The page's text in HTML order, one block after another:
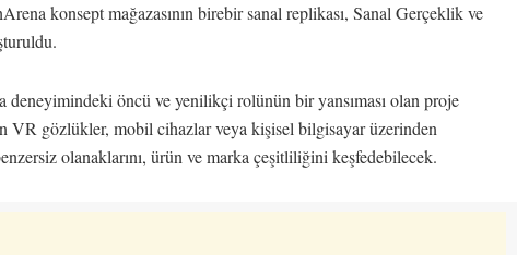
konsept mağazasının birebir sanal replikası, Sanal Gerçeklik ve
öncü ve yenilikçi rolünün bir yansıması olan proje
VR gözlükler, mobil cihazlar veya kişisel bilgisayar üzerinden
olanaklarını, ürün ve marka çeşitliliğini keşfedebilecek.